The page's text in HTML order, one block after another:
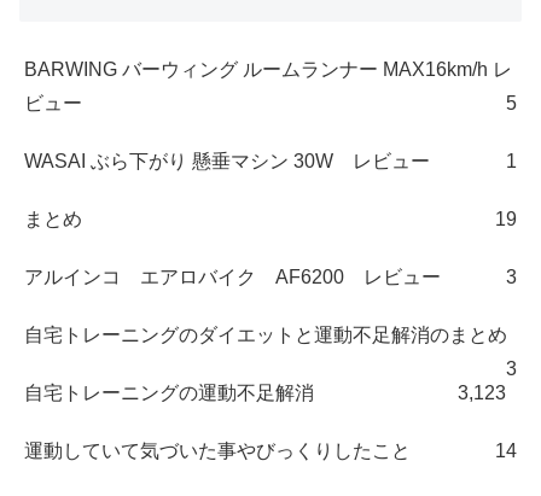
BARWING バーウィング ルームランナー MAX16km/h レ
ビュー
5
WASAI ぶら下がり 懸垂マシン 30W レビュー 1
まとめ 19
アルインコ エアロバイク AF6200 レビュー 3
自宅トレーニングのダイエットと運動不足解消のまとめ
3
自宅トレーニングの運動不足解消
3,123
運動していて気づいた事やびっくりしたこと 14